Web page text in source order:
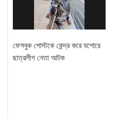
ফেসবুক পোস্টকে কেন্দ্র করে যশোরে
ছাত্রলীগ নেতা আটক